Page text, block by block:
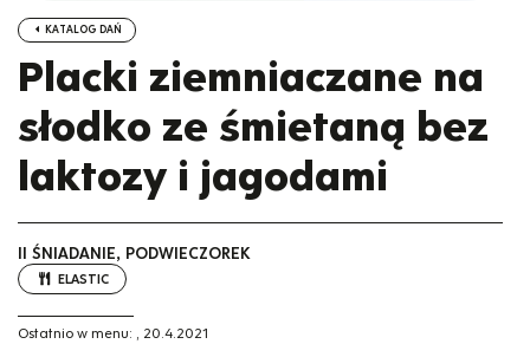
KATALOG DAŃ
Placki ziemniaczane na
słodko ze śmietaną bez
laktozy i jagodami
II ŚNIADANIE, PODWIECZOREK
ELASTIC
Ostatnio w menu: , 20.4.2021